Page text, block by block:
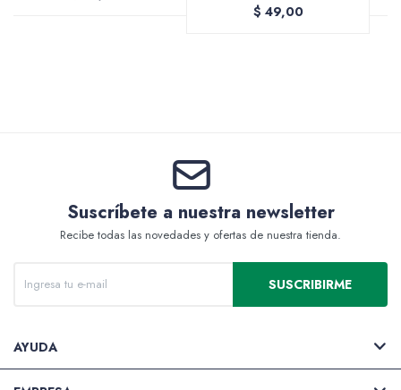
$ 49,00
Suscríbete a nuestra newsletter
Recibe todas las novedades y ofertas de nuestra tienda.
SUSCRIBIRME
AYUDA
Accesorios de arte